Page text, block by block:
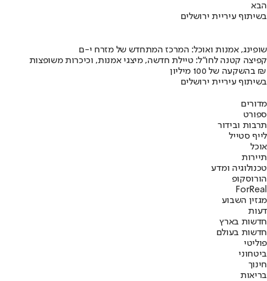
הבא
בשיתוף עיריית ירושלים
שופינג, אמנות ואוכל: המרכז המתחדש של מזרח י-ם
קפיצה קטנה לחו"ל: טיילת חדשה, מיצגי אמנות, וכיכרות משופצות
בהשקעה של 100 מיליון ₪
בשיתוף עיריית ירושלים
מדורים
ספורט
תרבות ובידור
לייף סטייל
אוכל
תיירות
טכנולוגיה ומדע
הורוסקופ
ForReal
מגזין השבוע
דעות
חדשות בארץ
חדשות בעולם
פוליטי
ביטחוני
חינוך
בריאות